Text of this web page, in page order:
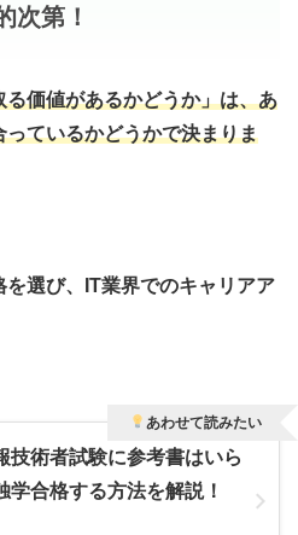
次第！
る価値があるかどうか」は、あ
っているかどうかで決まりま
選び、IT業界でのキャリアア
技術者試験に参考書はいら
学合格する方法を解説！
あわせて読みたい